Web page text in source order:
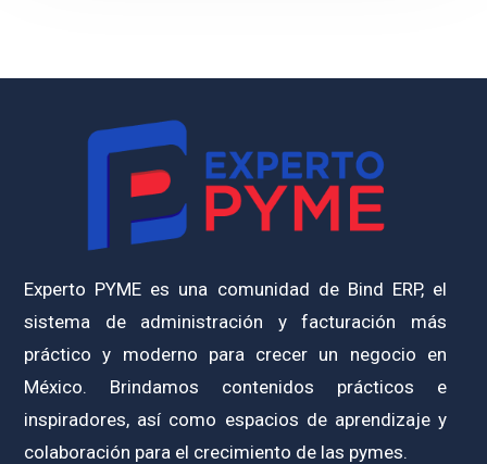
Experto PYME es una comunidad de Bind ERP, el
sistema de administración y facturación más
práctico y moderno para crecer un negocio en
México. Brindamos contenidos prácticos e
inspiradores, así como espacios de aprendizaje y
colaboración para el crecimiento de las pymes.